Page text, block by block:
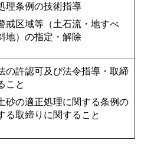
理条例の技術指導
戒区域等（土石流・地すべ
地）の指定・解除
の許認可及び法令指導・取締
こと
砂の適正処理に関する条例の
る取締りに関すること